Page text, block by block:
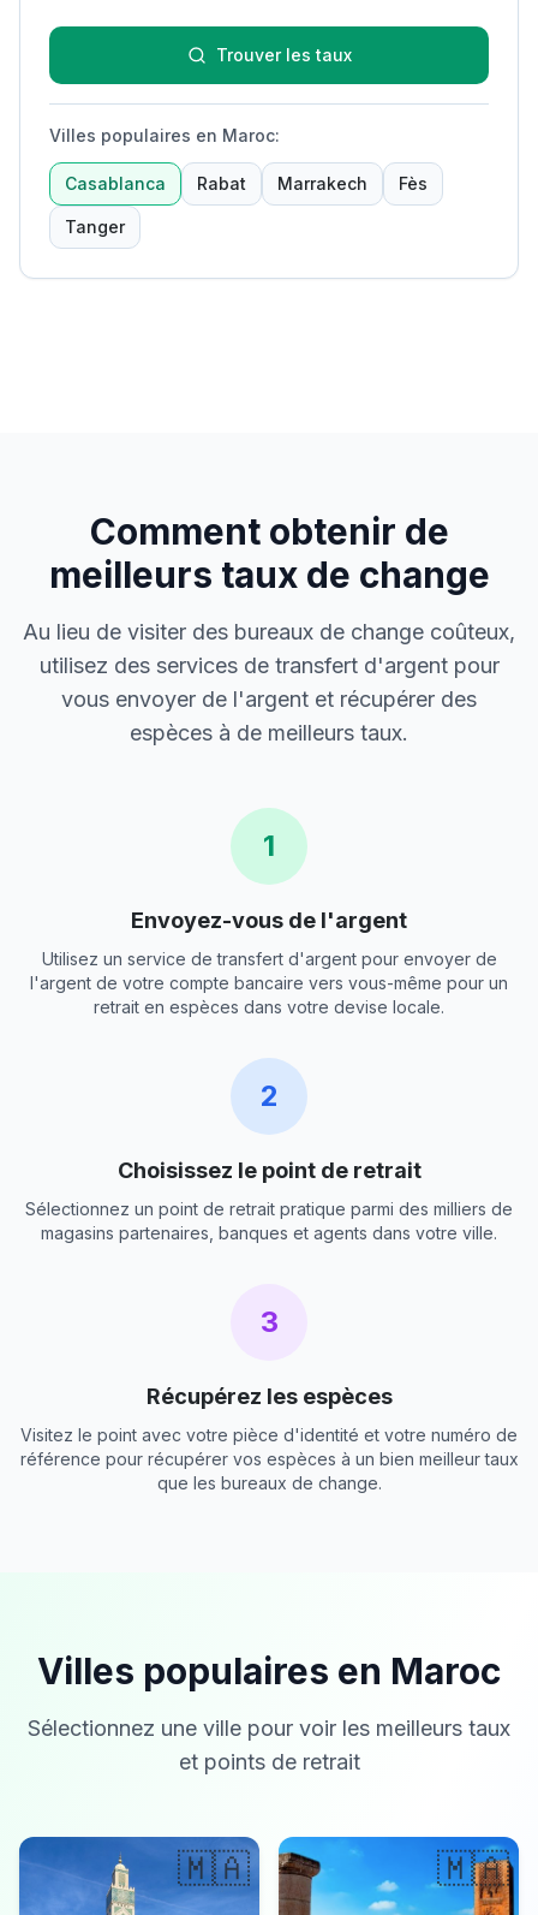
Trouver les taux
Villes populaires en Maroc:
Casablanca Rabat Marrakech Fès
Tanger
Comment obtenir de
meilleurs taux de change
Au lieu de visiter des bureaux de change coûteux,
utilisez des services de transfert d'argent pour
vous envoyer de l'argent et récupérer des
espèces à de meilleurs taux.
1
Envoyez-vous de l'argent
Utilisez un service de transfert d'argent pour envoyer de
l'argent de votre compte bancaire vers vous-même pour un
retrait en espèces dans votre devise locale.
2
Choisissez le point de retrait
Sélectionnez un point de retrait pratique parmi des milliers de
magasins partenaires, banques et agents dans votre ville.
3
Récupérez les espèces
Visitez le point avec votre pièce d'identité et votre numéro de
référence pour récupérer vos espèces à un bien meilleur taux
que les bureaux de change.
Villes populaires en Maroc
Sélectionnez une ville pour voir les meilleurs taux
et points de retrait
🇲🇦 🇲🇦